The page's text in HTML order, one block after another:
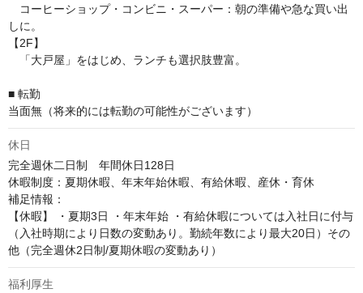
コーヒーショップ・コンビニ・スーパー：朝の準備や急な買い出
しに。
【2F】
「大戸屋」をはじめ、ランチも選択肢豊富。
■ 転勤
当面無（将来的には転勤の可能性がございます）
休日
完全週休二日制　年間休日128日
休暇制度：夏期休暇、年末年始休暇、有給休暇、産休・育休
補足情報：
【休暇】 ・夏期3日 ・年末年始 ・有給休暇については入社日に付与
（入社時期により日数の変動あり。勤続年数により最大20日）その
他（完全週休2日制/夏期休暇の変動あり）
福利厚生